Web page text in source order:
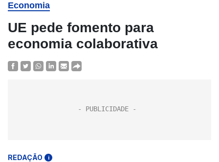
Economia
UE pede fomento para
economia colaborativa
REDAÇÃO i